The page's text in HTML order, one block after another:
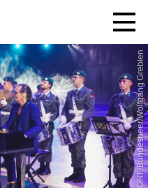
ORF/Bundesheer/Wolfgang Grebien